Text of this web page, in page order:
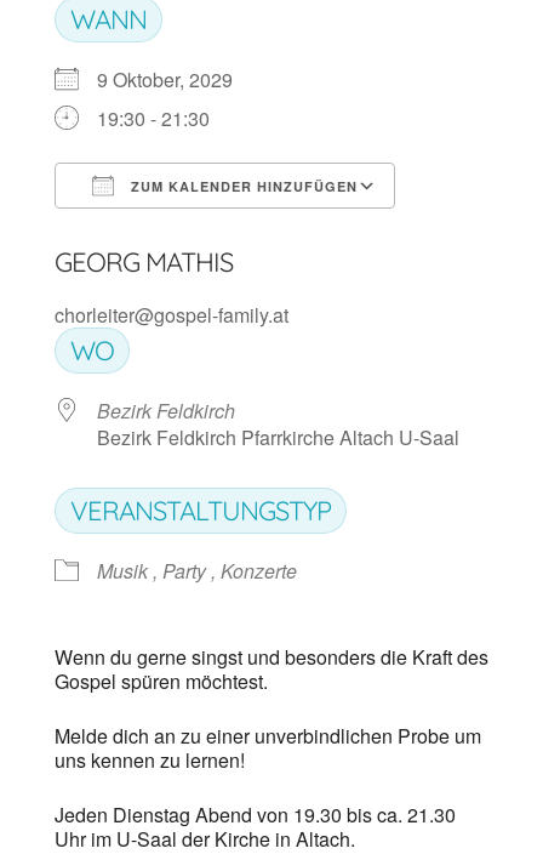
WANN
9 Oktober, 2029
19:30 - 21:30
ZUM KALENDER HINZUFÜGEN
GEORG MATHIS
chorleiter@gospel-family.at
WO
Bezirk Feldkirch
Bezirk Feldkirch Pfarrkirche Altach U-Saal
VERANSTALTUNGSTYP
Musik , Party , Konzerte
Wenn du gerne singst und besonders die Kraft des
Gospel spüren möchtest.
Melde dich an zu einer unverbindlichen Probe um
uns kennen zu lernen!
Jeden Dienstag Abend von 19.30 bis ca. 21.30
Uhr im U-Saal der Kirche in Altach.